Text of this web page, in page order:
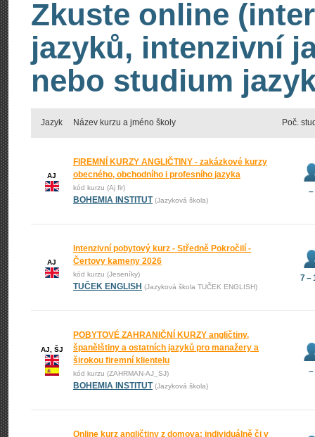
Zkuste online
jazyků, intenzivní
nebo studium
Jazyk Název kurzu a jméno školy Poč.
AJ
FIREMNÍ KURZY ANGLIČTINY - zakázkové kurzy
obecného, obchodního i profesního jazyka
kód kurzu (Aj fir)
BOHEMIA INSTITUT (Jazyková škola)
–
AJ
Intenzivní pobytový kurz - Středně Pokročilí -
Čertovy kameny 2026
kód kurzu (Jeseníky)
TUČEK ENGLISH (Jazyková škola TUČEK ENGLISH)
7 –
AJ, ŠJ
POBYTOVÉ ZAHRANIČNÍ KURZY angličtiny,
španělštiny a ostatních jazyků pro manažery a
širokou firemní klientelu
kód kurzu (ZAHRMAN-AJ_SJ)
BOHEMIA INSTITUT (Jazyková škola)
–
Online kurz angličtiny z domova: individuálně či v